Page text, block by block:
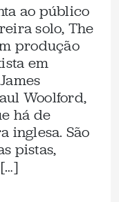
ao público
solo, The
produção
em
Woolford,
há de
inglesa. São
pistas,